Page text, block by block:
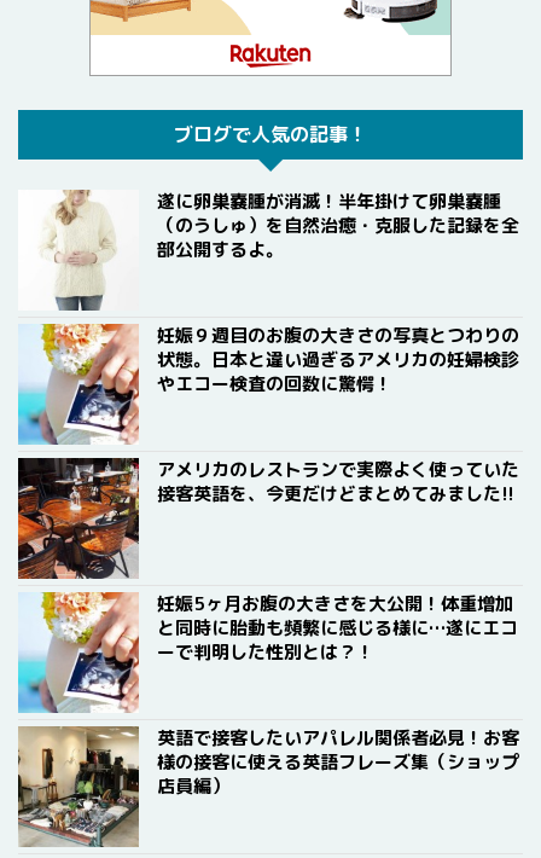
ブログで人気の記事！
遂に卵巣嚢腫が消滅！半年掛けて卵巣嚢腫
（のうしゅ）を自然治癒・克服した記録を全
部公開するよ。
妊娠９週目のお腹の大きさの写真とつわりの
状態。日本と違い過ぎるアメリカの妊婦検診
やエコー検査の回数に驚愕！
アメリカのレストランで実際よく使っていた
接客英語を、今更だけどまとめてみました!!
妊娠5ヶ月お腹の大きさを大公開！体重増加
と同時に胎動も頻繁に感じる様に…遂にエコ
ーで判明した性別とは？！
英語で接客したいアパレル関係者必見！お客
様の接客に使える英語フレーズ集（ショップ
店員編）